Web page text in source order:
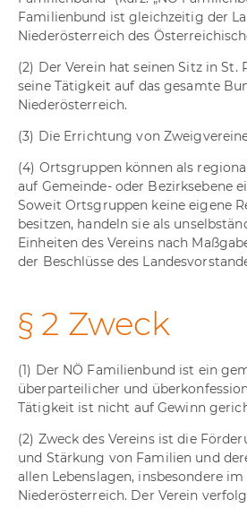
Familienbund ist gleichzeitig der
Niederösterreich des
(2) Der Verein hat seinen Sitz in St.
seine Tätigkeit auf das gesamte
Niederösterreich.
(3) Die Errichtung von
(4) Ortsgruppen können als
auf Gemeinde- oder Bezirksebene
Soweit Ortsgruppen keine eigene
besitzen, handeln sie als
Einheiten des Vereins nach
der Beschlüsse des
§ 2 Zweck
(1) Der NÖ Familienbund ist ein
überparteilicher und
Tätigkeit ist nicht auf Gewinn
(2) Zweck des Vereins ist die
und Stärkung von Familien und
allen Lebenslagen, insbesondere
Niederösterreich. Der Verein